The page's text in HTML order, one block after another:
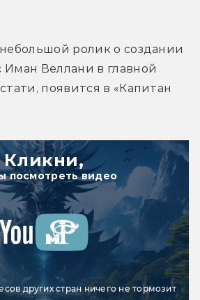
небольшой ролик о создании
Иман Веллани в главной
появится в «Капитан
Кликни,
посмотреть видео
других стран ничего не тормозит